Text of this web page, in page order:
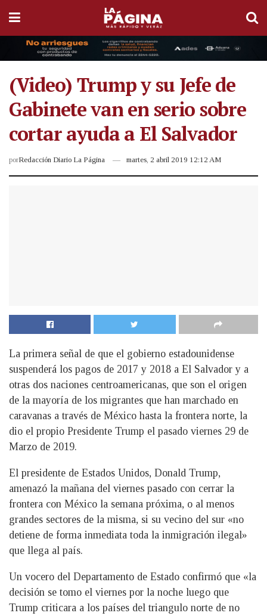
(Video) Trump y su Jefe de
Gabinete van en serio sobre
cortar ayuda a El Salvador
porRedacción Diario La Página martes, 2 abril 2019 12:12 AM
La primera señal de que el gobierno estadounidense
suspenderá los pagos de 2017 y 2018 a El Salvador y a
otras dos naciones centroamericanas, que son el origen
de la mayoría de los migrantes que han marchado en
caravanas a través de México hasta la frontera norte, la
dio el propio Presidente Trump el pasado viernes 29 de
Marzo de 2019.
El presidente de Estados Unidos, Donald Trump,
amenazó la mañana del viernes pasado con cerrar la
frontera con México la semana próxima, o al menos
grandes sectores de la misma, si su vecino del sur «no
detiene de forma inmediata toda la inmigración ilegal»
que llega al país.
Un vocero del Departamento de Estado confirmó que «la
decisión se tomo el viernes por la noche luego que
Trump criticara a los países del triangulo norte de no